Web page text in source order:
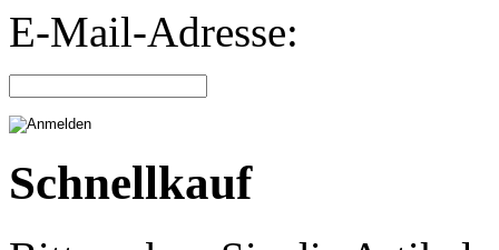
E-Mail-Adresse:
Schnellkauf